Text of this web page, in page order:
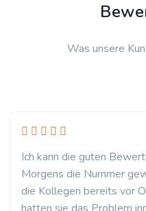
Was unsere
Ich kann die guten
Morgens die Nummer
die Kollegen bereits vor